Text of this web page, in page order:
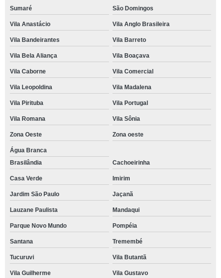
Sumaré São Domingos
Vila Anastácio Vila Anglo Brasileira
Vila Bandeirantes Vila Barreto
Vila Bela Aliança Vila Boaçava
Vila Caborne Vila Comercial
Vila Leopoldina Vila Madalena
Vila Pirituba Vila Portugal
Vila Romana Vila Sônia
Zona Oeste Zona oeste
Água Branca
Brasilândia
Cachoeirinha
Casa Verde Imirim
Jardim São Paulo Jaçanã
Lauzane Paulista Mandaqui
Parque Novo Mundo Pompéia
Santana Tremembé
Tucuruvi Vila Butantã
Vila Guilherme Vila Gustavo